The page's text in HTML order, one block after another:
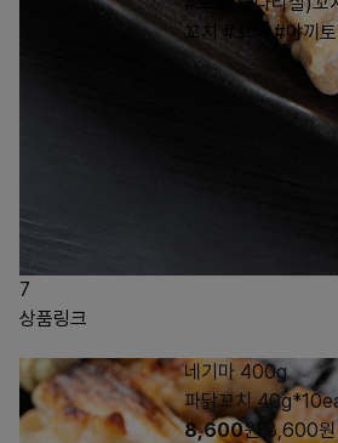
7
꼬치 #꼬치 #야끼
상품링크
네기마 400g
파닭꼬치
8,600원 8,600원